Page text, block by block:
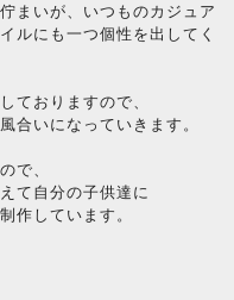
まいが、いつものカジュア
ルにも一つ個性を出してく
ておりますので、
合いになっていきます。
で、
て自分の子供達に
作しています。